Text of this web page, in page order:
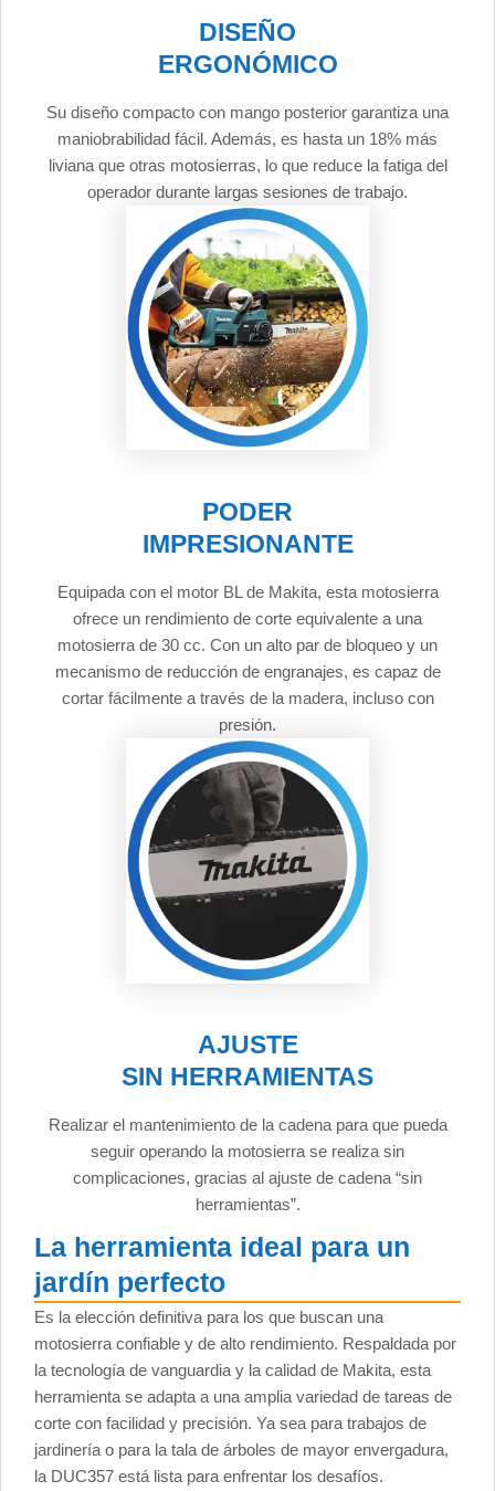
DISEÑO
ERGONÓMICO
Su diseño compacto con mango posterior garantiza una
maniobrabilidad fácil. Además, es hasta un 18% más
liviana que otras motosierras, lo que reduce la fatiga del
operador durante largas sesiones de trabajo.
PODER
IMPRESIONANTE
Equipada con el motor BL de Makita, esta motosierra
ofrece un rendimiento de corte equivalente a una
motosierra de 30 cc. Con un alto par de bloqueo y un
mecanismo de reducción de engranajes, es capaz de
cortar fácilmente a través de la madera, incluso con
presión.
AJUSTE
SIN HERRAMIENTAS
Realizar el mantenimiento de la cadena para que pueda
seguir operando la motosierra se realiza sin
complicaciones, gracias al ajuste de cadena “sin
herramientas”.
La herramienta ideal para un
jardín perfecto
Es la elección definitiva para los que buscan una
motosierra confiable y de alto rendimiento. Respaldada por
la tecnología de vanguardia y la calidad de Makita, esta
herramienta se adapta a una amplia variedad de tareas de
corte con facilidad y precisión. Ya sea para trabajos de
jardinería o para la tala de árboles de mayor envergadura,
la DUC357 está lista para enfrentar los desafíos.